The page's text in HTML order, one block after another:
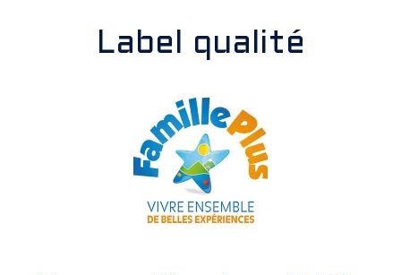
Label qualité